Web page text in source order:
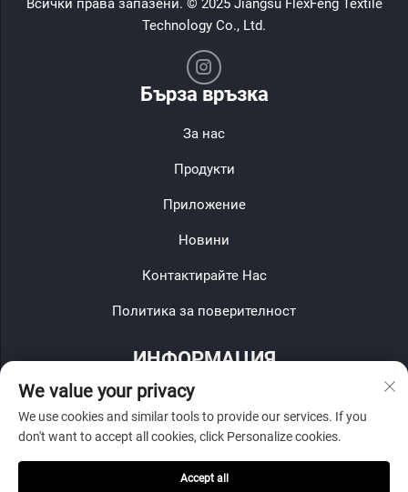
Всички права запазени. © 2025 Jiangsu FlexFeng Textile
Technology Co., Ltd.
Бърза връзка
За нас
Продукти
Приложение
Новини
Контактирайте Нас
Политика за поверителност
ИНФОРМАЦИЯ
Запишете се, за да получавате нашия седмичен бюлетин
We value your privacy
We use cookies and similar tools to provide our services. If you
don't want to accept all cookies, click Personalize cookies.
Accept all